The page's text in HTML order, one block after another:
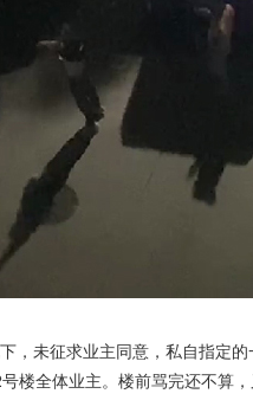
未征求业主同意，私自指定的
楼全体业主。楼前骂完还不算